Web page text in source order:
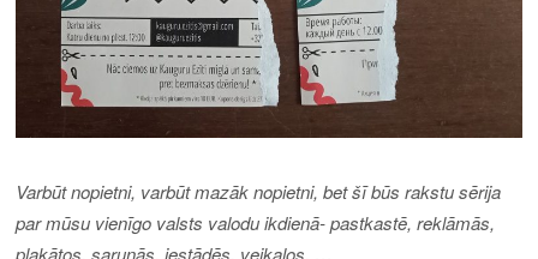
Varbūt nopietni, varbūt mazāk nopietni, bet šī būs rakstu sērija
par mūsu vienīgo valsts valodu ikdienā- pastkastē, reklāmās,
plakātos, sarunās, iestādēs, veikalos, …